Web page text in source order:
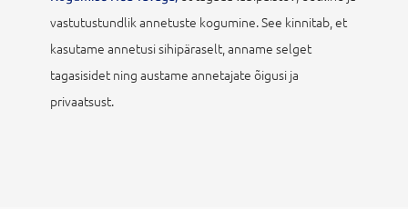
vastutustundlik annetuste kogumine. See kinnitab, et
kasutame annetusi sihipäraselt, anname selget
tagasisidet ning austame annetajate õigusi ja
privaatsust.